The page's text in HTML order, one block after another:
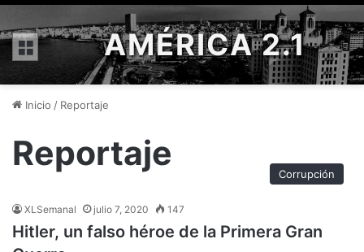
Menú AMÉRICA 2.1
Inicio / Reportaje
Reportaje
Corrupción
XLSemanal julio 7, 2020 147
Hitler, un falso héroe de la Primera Gran